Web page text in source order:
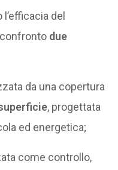
del
due
da una copertura
, progettata
ed energetica;
come controllo,